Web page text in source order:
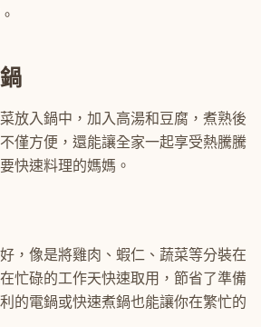
放入鍋中，加入高湯和豆腐，煮熟後
僅方便，還能讓全家一起享受熱騰騰
快速料理的媽媽。
，像是將雞肉、蝦仁、蔬菜等分裝在
忙碌的工作天快速取用，節省了準備
的電鍋或快速煮鍋也能讓你在繁忙的